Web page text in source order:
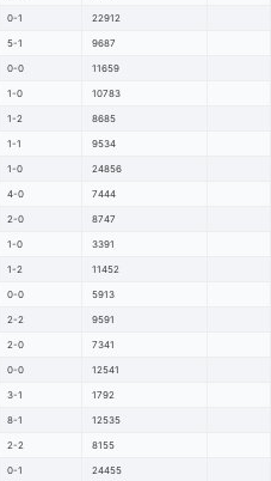
0-1 22912
5-1 9687
0-0 11659
1-0 10783
1-2 8685
1-1 9534
1-0 24856
4-0 7444
2-0 8747
1-0 3391
1-2 11452
0-0 5913
2-2 9591
2-0 7341
0-0 12541
3-1 1792
8-1 12535
2-2 8155
0-1 24455